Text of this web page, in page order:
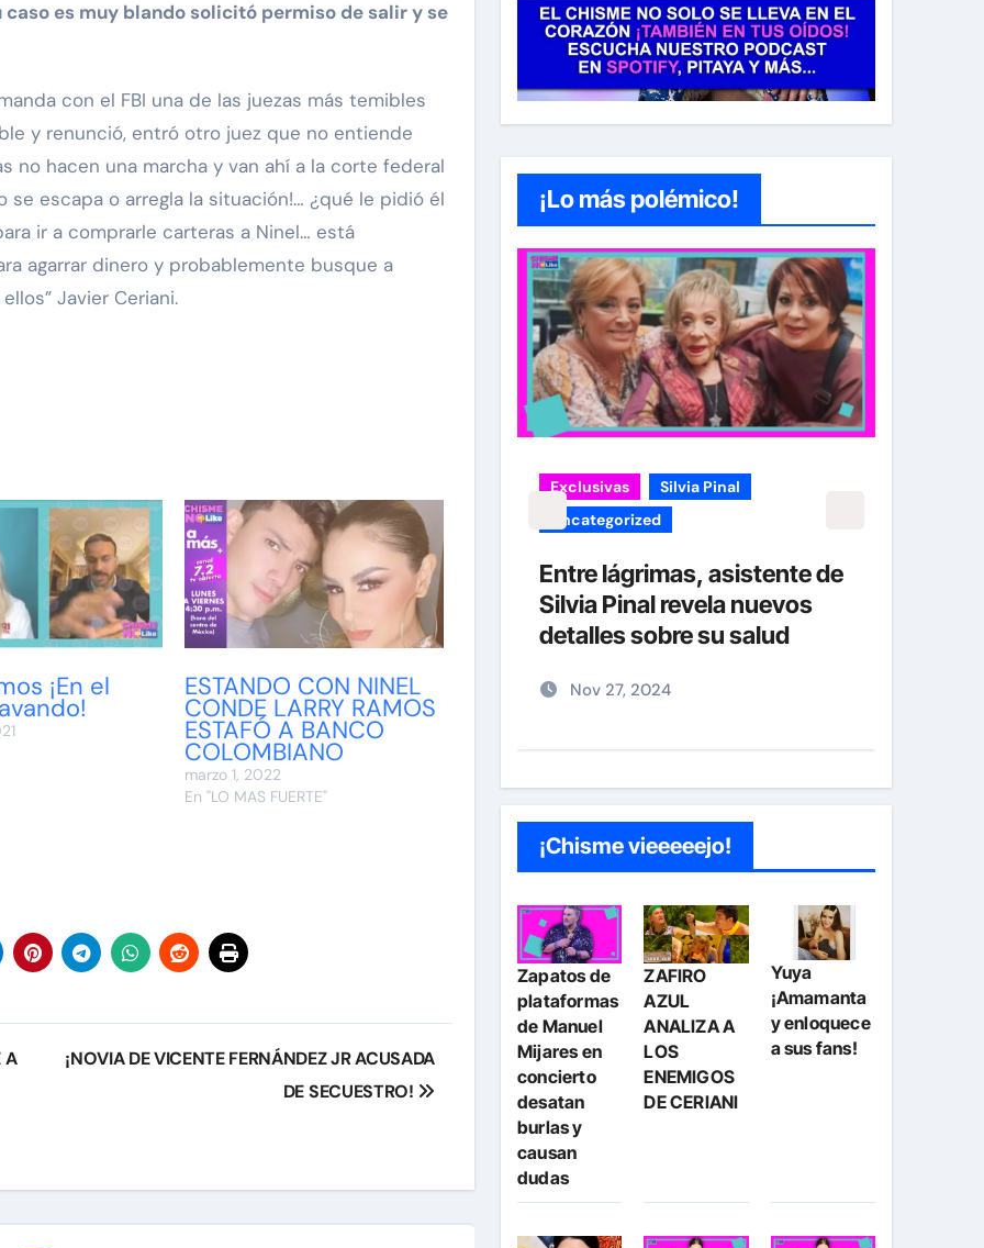
con el FBI una de las juezas más temibles
y renunció, entró otro juez que no entiende
no hacen una marcha y van ahí a la corte federal
se escapa o arregla la situación!… ¿qué le pidió él
ir a comprarle carteras a Ninel… está
agarrar dinero y probablemente busque a
Javier Ceriani.
¡En el ESTANDO CON NINEL
CONDE LARRY RAMOS
ESTAFÓ A BANCO
COLOMBIANO
marzo 1, 2022
En "LO MAS FUERTE"
A
¡NOVIA DE VICENTE FERNÁNDEZ JR ACUSADA
DE SECUESTRO!
¡Lo más polémico!
Luis Enrique Guzmán se
sincera sobre situación de
Silvia Pinal y declara: “Está
en proceso de partir”
Exclusivas
Silvia Pinal
Uncategorized
Entre lágrimas, asistente de
Silvia Pinal revela nuevos
detalles sobre su salud
Nov 27, 2024
¡Chisme vieeeeejo!
Zapatos de
plataformas
de Manuel
Mijares en
concierto
desatan
burlas y
causan
dudas
ZAFIRO
AZUL
ANALIZA A
LOS
ENEMIGOS
DE CERIANI
Yuya
¡Amamanta
y enloquece
a sus fans!